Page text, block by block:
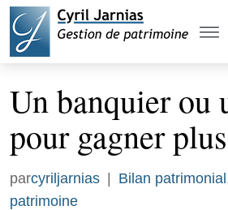
Un banquier ou
pour gagner
parcyriljarnias Bilan patrimonial
patrimoine